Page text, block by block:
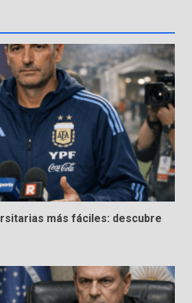
más fáciles: descubre